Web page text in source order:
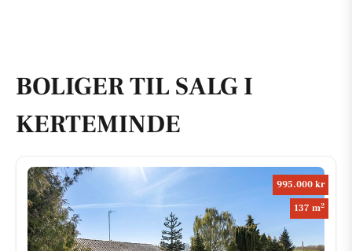
BOLIGER TIL SALG I
KERTEMINDE
995.000 kr
137 m2